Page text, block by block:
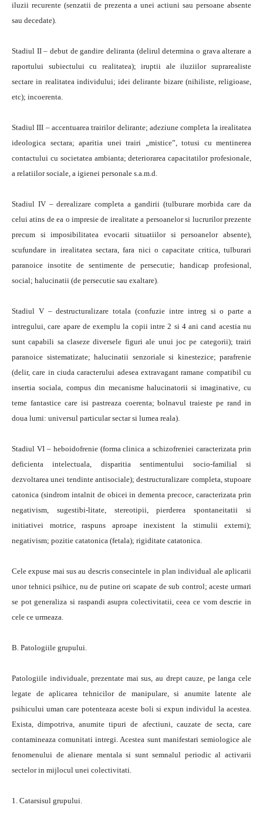
iluzii recurente (senzatii de prezenta a unei actiuni sau persoane absente
sau decedate).
Stadiul II – debut de gandire deliranta (delirul determina o grava alterare a
raportului subiectului cu realitatea); iruptii ale iluziilor suprarealiste
sectare in realitatea individului; idei delirante bizare (nihiliste, religioase,
etc); incoerenta.
Stadiul III – accentuarea trairilor delirante; adeziune completa la irealitatea
ideologica sectara; aparitia unei trairi „mistice”, totusi cu mentinerea
contactului cu societatea ambianta; deteriorarea capacitatilor profesionale,
a relatiilor sociale, a igienei personale s.a.m.d.
Stadiul IV – derealizare completa a gandirii (tulburare morbida care da
celui atins de ea o impresie de irealitate a persoanelor si lucrurilor prezente
precum si imposibilitatea evocarii situatiilor si persoanelor absente),
scufundare in irealitatea sectara, fara nici o capacitate critica, tulburari
paranoice insotite de sentimente de persecutie; handicap profesional,
social; halucinatii (de persecutie sau exaltare).
Stadiul V – destructuralizare totala (confuzie intre intreg si o parte a
intregului, care apare de exemplu la copii intre 2 si 4 ani cand acestia nu
sunt capabili sa claseze diversele figuri ale unui joc pe categorii); trairi
paranoice sistematizate; halucinatii senzoriale si kinestezice; parafrenie
(delir, care in ciuda caracterului adesea extravagant ramane compatibil cu
insertia sociala, compus din mecanisme halucinatorii si imaginative, cu
teme fantastice care isi pastreaza coerenta; bolnavul traieste pe rand in
doua lumi: universul particular sectar si lumea reala).
Stadiul VI – heboidofrenie (forma clinica a schizofreniei caracterizata prin
deficienta intelectuala, disparitia sentimentului socio-familial si
dezvoltarea unei tendinte antisociale); destructuralizare completa, stupoare
catonica (sindrom intalnit de obicei in dementa precoce, caracterizata prin
negativism, sugestibi-litate, stereotipii, pierderea spontaneitatii si
initiativei motrice, raspuns aproape inexistent la stimulii externi);
negativism; pozitie catatonica (fetala); rigiditate catatonica.
Cele expuse mai sus au descris consecintele in plan individual ale aplicarii
unor tehnici psihice, nu de putine ori scapate de sub control; aceste urmari
se pot generaliza si raspandi asupra colectivitatii, ceea ce vom descrie in
cele ce urmeaza.
B. Patologiile grupului.
Patologiile individuale, prezentate mai sus, au drept cauze, pe langa cele
legate de aplicarea tehnicilor de manipulare, si anumite latente ale
psihicului uman care potenteaza aceste boli si expun individul la acestea.
Exista, dimpotriva, anumite tipuri de afectiuni, cauzate de secta, care
contamineaza comunitati intregi. Acestea sunt manifestari semiologice ale
fenomenului de alienare mentala si sunt semnalul periodic al activarii
sectelor in mijlocul unei colectivitati.
1. Catarsisul grupului.